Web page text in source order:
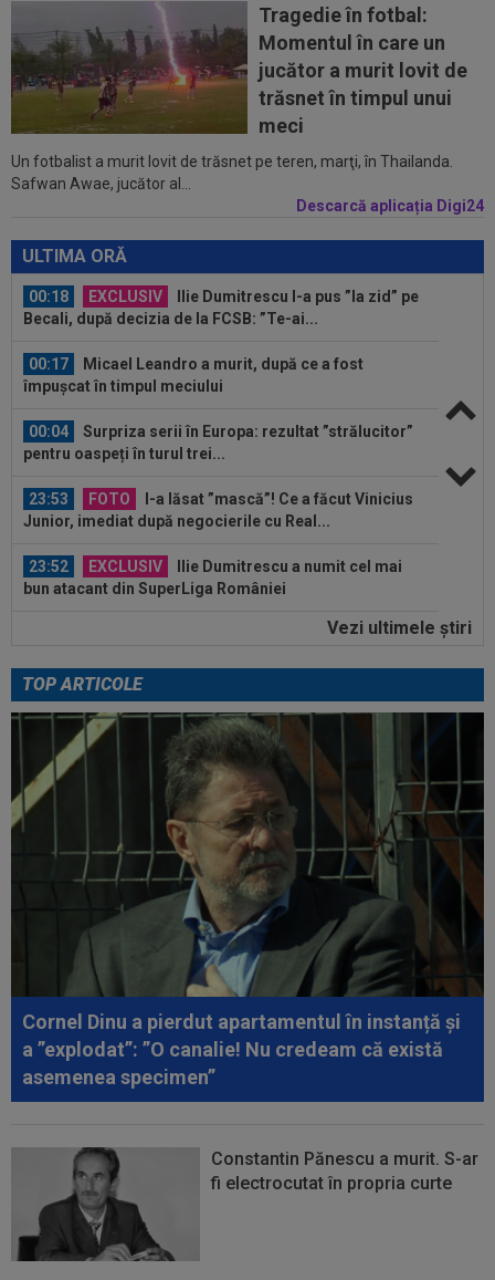
Tragedie în fotbal:
Momentul în care un
jucător a murit lovit de
trăsnet în timpul unui
meci
Un fotbalist a murit lovit de trăsnet pe teren, marţi, în Thailanda.
Safwan Awae, jucător al...
Descarcă aplicația Digi24
ULTIMA ORĂ
23:52 EXCLUSIV
Ilie Dumitrescu a numit cel mai
bun atacant din SuperLiga României
23:51
Surpriza din preliminariile Champions League
le-a rupt seria de victorii...
00:22 EXCLUSIV Dan Petrescu s-a decis
00:18 EXCLUSIV
Ilie Dumitrescu l-a pus ”la zid” pe
Becali, după decizia de la FCSB: ”Te-ai...
00:17
Micael Leandro a murit, după ce a fost
împușcat în timpul meciului
00:04
Surpriza serii în Europa: rezultat ”strălucitor”
pentru oaspeți în turul trei...
23:53 FOTO
I-a lăsat ”mască”! Ce a făcut Vinicius
Junior, imediat după negocierile cu Real...
23:52 EXCLUSIV
Ilie Dumitrescu a numit cel mai
bun atacant din SuperLiga României
Surpriza din preliminariile Champions League
00:22 EXCLUSIV Dan Petrescu s-a decis
00:19 Jovo Lukic e în fața transferului carierei
Ilie Dumitrescu l-a pus ”la zid” pe
Becali, după decizia de la FCSB: ”Te-ai...
Micael Leandro a murit, după ce a fost
împușcat în timpul meciului
Surpriza serii în Europa: rezultat ”strălucitor”
pentru oaspeți în turul trei...
Vezi ultimele ştiri
TOP ARTICOLE
Cornel Dinu a pierdut apartamentul în instanță și
a ”explodat”: ”O canalie! Nu credeam că există
asemenea specimen”
Constantin Pănescu a murit. S-ar
fi electrocutat în propria curte